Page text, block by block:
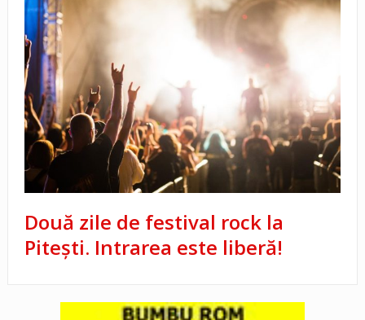
Două zile de festival rock la
Piteşti. Intrarea este liberă!